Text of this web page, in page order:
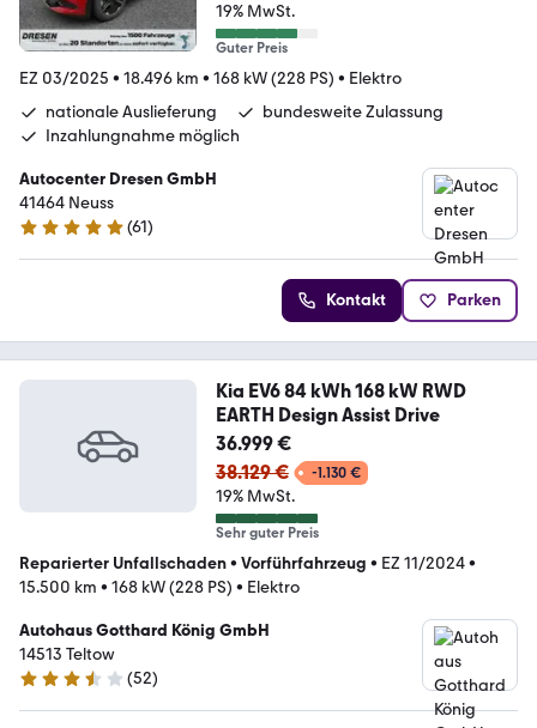
19% MwSt.
Guter Preis
EZ 03/2025 • 18.496 km • 168 kW (228 PS) • Elektro
nationale Auslieferung
bundesweite Zulassung
Inzahlungnahme möglich
Autocenter Dresen GmbH
41464 Neuss
4.9 Sterne
(61)
Kontakt Parken
Kia EV6 84 kWh 168 kW RWD
EARTH Design Assist Drive
36.999 €
38.129 €
-1.130 €
19% MwSt.
Sehr guter Preis
Reparierter Unfallschaden• Vorführfahrzeug • EZ 11/2024•
15.500 km • 168 kW (228 PS) • Elektro
Autohaus Gotthard König GmbH
14513 Teltow
3.7 Sterne
(52)